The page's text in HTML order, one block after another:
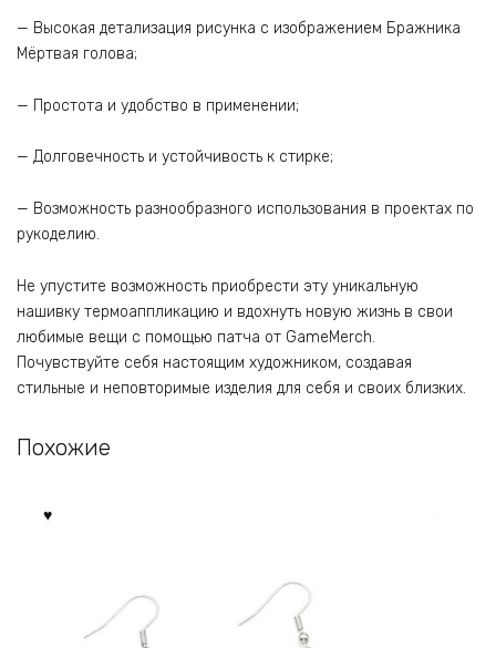
— Высокая детализация рисунка с изображением Бражника
Мёртвая голова;
— Простота и удобство в применении;
— Долговечность и устойчивость к стирке;
— Возможность разнообразного использования в проектах по
рукоделию.
Не упустите возможность приобрести эту уникальную
нашивку термоаппликацию и вдохнуть новую жизнь в свои
любимые вещи с помощью патча от GameMerch.
Почувствуйте себя настоящим художником, создавая
стильные и неповторимые изделия для себя и своих близких.
Похожие